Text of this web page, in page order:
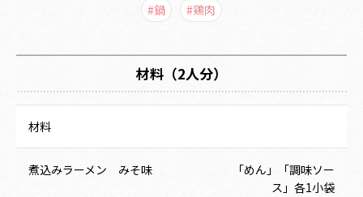
#鍋 #鶏肉
材料（2人分）
材料
煮込みラーメン みそ味
「めん」「調味ソー
ス」各1小袋